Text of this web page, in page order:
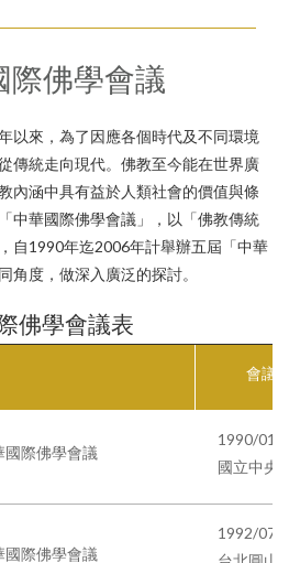
際佛學會議
以來，為了因應各個時代及不同環境
傳統走向現代。佛教至今能在世界廣
內涵中具有益於人類社會的價值與條
中華國際佛學會議」，以「佛教傳統
自1990年迄2006年計舉辦五屆「中華
角度，做深入廣泛的探討。
佛學會議表
會議
國際佛學會議
1990/01/
國立中央
國際佛學會議
1992/07/